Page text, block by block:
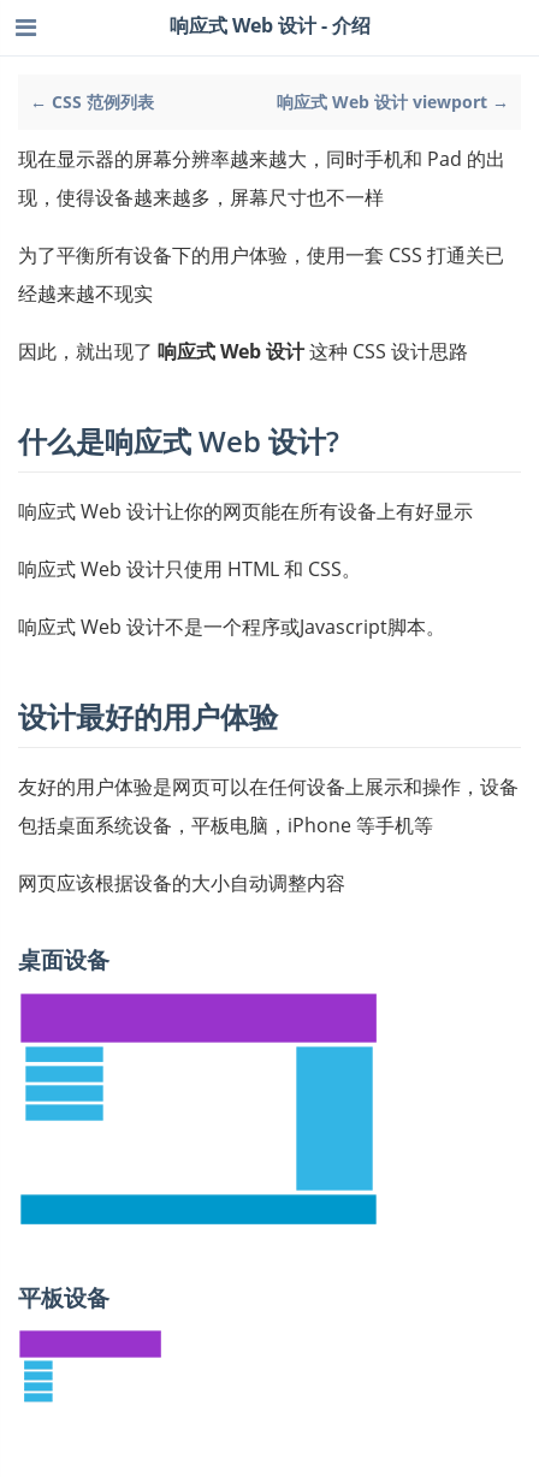
← CSS 范例列表 响应式 Web 设计 viewport →
响应式 Web 设计 - 介绍
现在显示器的屏幕分辨率越来越大，同时手机和 Pad 的出
现，使得设备越来越多，屏幕尺寸也不一样
为了平衡所有设备下的用户体验，使用一套 CSS 打通关已
经越来越不现实
因此，就出现了 响应式 Web 设计这种 CSS 设计思路
什么是响应式 Web 设计?
响应式 Web 设计让你的网页能在所有设备上有好显示
响应式 Web 设计只使用 HTML 和 CSS。
响应式 Web 设计不是一个程序或Javascript脚本。
设计最好的用户体验
友好的用户体验是网页可以在任何设备上展示和操作，设备
包括桌面系统设备，平板电脑，iPhone 等手机等
网页应该根据设备的大小自动调整内容
桌面设备
平板设备